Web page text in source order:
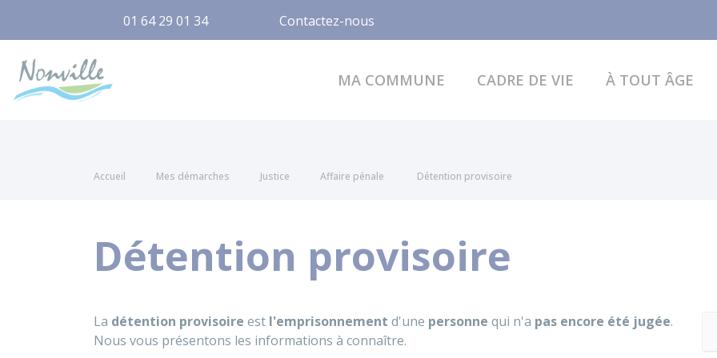
01 64 29 01 34 Contactez-nous
MA COMMUNE CADRE DE VIE À TOUT ÂGE
Accueil Mes démarches Justice Affaire pénale Détention provisoire
Détention provisoire
La détention provisoire est l'emprisonnement d'une personne qui n'a pas encore été jugée.
Nous vous présentons les informations à connaître.